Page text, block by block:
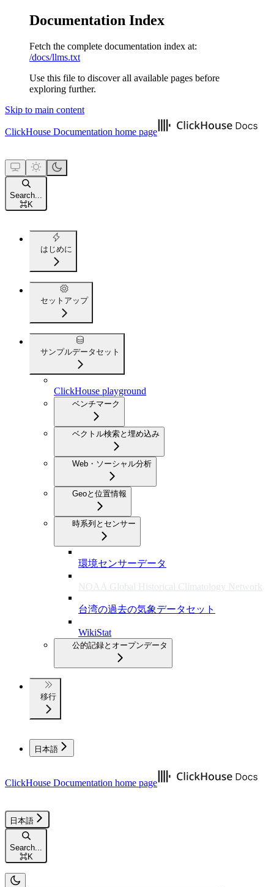
Documentation Index
Fetch the complete documentation index at:
/docs/llms.txt
Use this file to discover all available pages before
exploring further.
Skip to main content
ClickHouse Documentation home page
Search...
⌘K
はじめに
セットアップ
サンプルデータセット
ClickHouse playground
ベンチマーク
ベクトル検索と埋め込み
Web・ソーシャル分析
Geoと位置情報
時系列とセンサー
環境センサーデータ
NOAA Global Historical Climatology Network
台湾の過去の気象データセット
WikiStat
公的記録とオープンデータ
移行
日本語
ClickHouse Documentation home page
日本語
Search...
⌘K